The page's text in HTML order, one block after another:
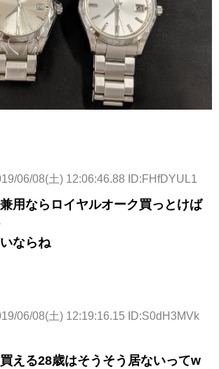
06/08(土) 12:06:46.88 ID:FHfDYUL1
用ならロイヤルオーク買っとけば
ならね
06/08(土) 12:19:16.15 ID:S0dH3MVk
える28歳はそうそう居ないってw